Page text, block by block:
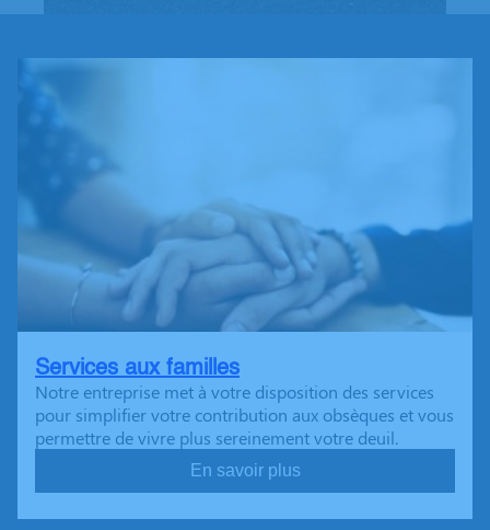
Services aux familles
Notre entreprise met à votre disposition des services
pour simplifier votre contribution aux obsèques et vous
permettre de vivre plus sereinement votre deuil.
En savoir plus